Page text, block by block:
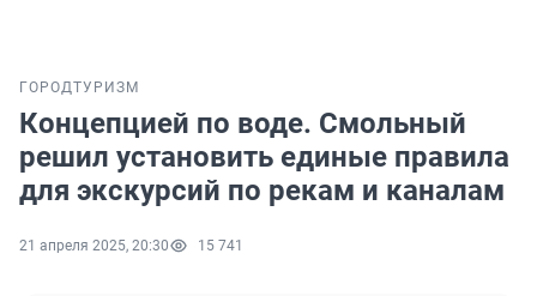
ГОРОДТУРИЗМ
Концепцией по воде. Смольный
решил установить единые правила
для экскурсий по рекам и каналам
21 апреля 2025, 20:30 15 741